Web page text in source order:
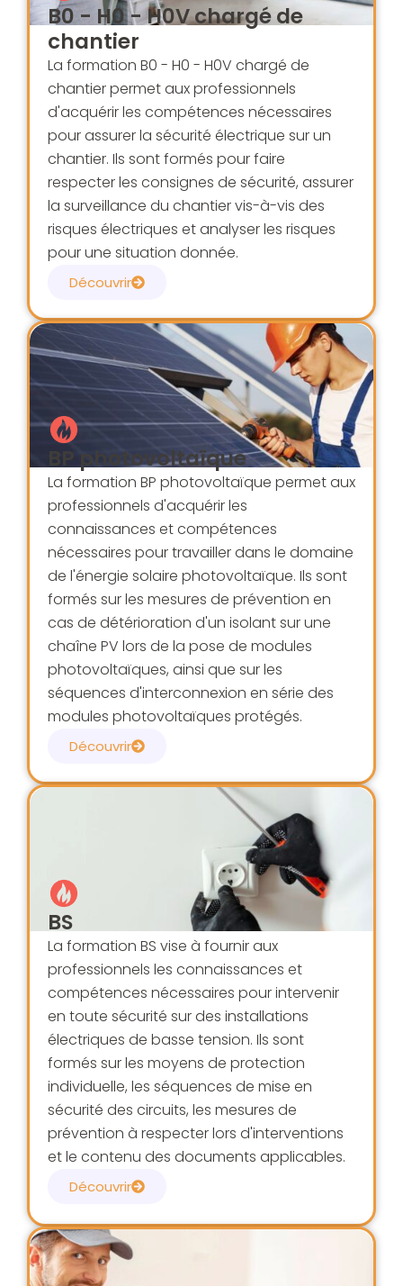
B0 - H0 - H0V chargé de
chantier
La formation B0 - H0 - H0V chargé de
chantier permet aux professionnels
d'acquérir les compétences nécessaires
pour assurer la sécurité électrique sur un
chantier. Ils sont formés pour faire
respecter les consignes de sécurité, assurer
la surveillance du chantier vis-à-vis des
risques électriques et analyser les risques
pour une situation donnée.
Découvrir
BP photovoltaïque
La formation BP photovoltaïque permet aux
professionnels d'acquérir les
connaissances et compétences
nécessaires pour travailler dans le domaine
de l'énergie solaire photovoltaïque. Ils sont
formés sur les mesures de prévention en
cas de détérioration d'un isolant sur une
chaîne PV lors de la pose de modules
photovoltaïques, ainsi que sur les
séquences d'interconnexion en série des
modules photovoltaïques protégés.
Découvrir
BS
La formation BS vise à fournir aux
professionnels les connaissances et
compétences nécessaires pour intervenir
en toute sécurité sur des installations
électriques de basse tension. Ils sont
formés sur les moyens de protection
individuelle, les séquences de mise en
sécurité des circuits, les mesures de
prévention à respecter lors d'interventions
et le contenu des documents applicables.
Découvrir